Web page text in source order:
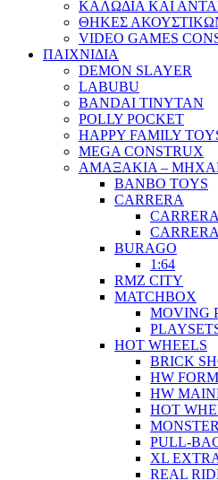
ΚΑΛΩΔΙΑ ΚΑΙ
ΘΗΚΕΣ
VIDEO GAMES
ΠΑΙΧΝΙΔΙΑ
DEMON SLAYER
LABUBU
BANDAI TINYTAN
POLLY POCKET
HAPPY FAMILY
MEGA CONSTRUX
ΑΜΑΞΑΚΙΑ –
BANBO TOYS
CARRERA
BURAGO
1:64
RMZ CITY
MATCHBOX
MOVING
HOT WHEELS
BRICK
HW
HW
HOT
PULL-
XL
REAL